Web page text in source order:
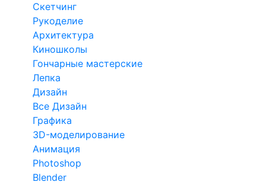
Скетчинг
Рукоделие
Архитектура
Киношколы
Гончарные мастерские
Лепка
Дизайн
Все Дизайн
Графика
3D-моделирование
Анимация
Photoshop
Blender